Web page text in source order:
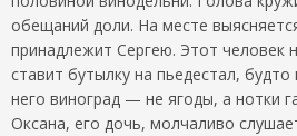
обещаний доли. На месте
принадлежит Сергею. Этот человек
ставит бутылку на пьедестал,
него виноград — не ягоды, а нотки
Оксана, его дочь, молчаливо